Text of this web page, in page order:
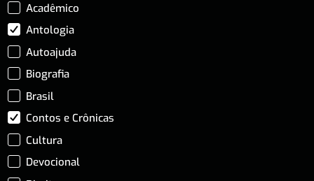
Acadêmico
Antologia
Autoajuda
Biografia
Brasil
Contos e Crônicas
Cultura
Devocional